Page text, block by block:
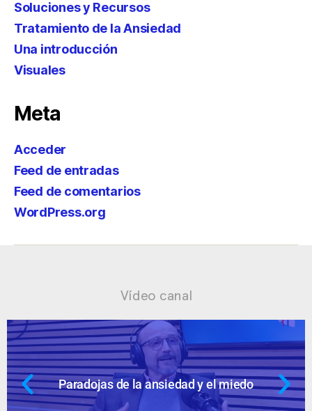
Soluciones y Recursos
Tratamiento de la Ansiedad
Una introducción
Visuales
Meta
Acceder
Feed de entradas
Feed de comentarios
WordPress.org
Vídeo canal
la ansiedad y el miedo Ansiedad: